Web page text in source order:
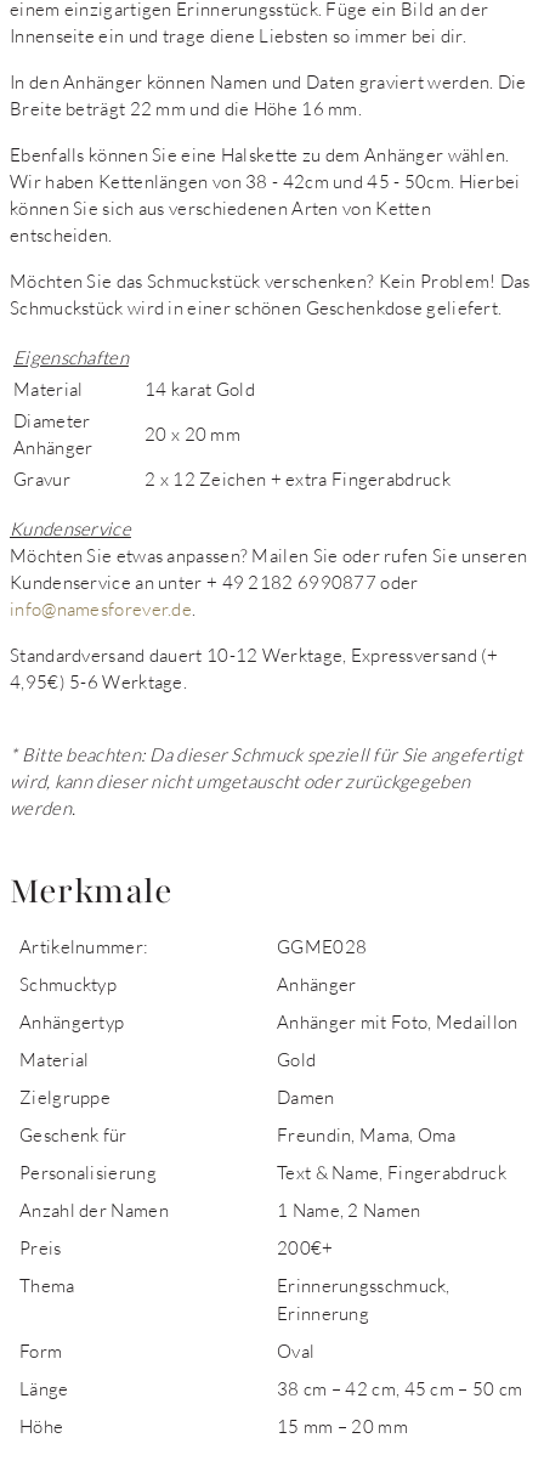
einem einzigartigen Erinnerungsstück. Füge ein Bild an der
Innenseite ein und trage diene Liebsten so immer bei dir.
In den Anhänger können Namen und Daten graviert werden. Die
Breite beträgt 22 mm und die Höhe 16 mm.
Ebenfalls können Sie eine Halskette zu dem Anhänger wählen.
Wir haben Kettenlängen von 38 - 42cm und 45 - 50cm. Hierbei
können Sie sich aus verschiedenen Arten von Ketten
entscheiden.
Möchten Sie das Schmuckstück verschenken? Kein Problem! Das
Schmuckstück wird in einer schönen Geschenkdose geliefert.
Eigenschaften
Material
14 karat Gold
Diameter
Anhänger
20 x 20 mm
Gravur 2 x 12 Zeichen + extra Fingerabdruck
Kundenservice
Möchten Sie etwas anpassen? Mailen Sie oder rufen Sie unseren
Kundenservice an unter + 49 2182 6990877 oder
info@namesforever.de
Standardversand dauert 10-12 Werktage, Expressversand (+
4,95€) 5-6 Werktage.
* Bitte beachten: Da dieser Schmuck speziell für Sie angefertigt
wird, kann dieser nicht umgetauscht oder zurückgegeben
werden.
Merkmale
Artikelnummer:
GGME028
Schmucktyp
Anhänger
Anhängertyp
Anhänger mit Foto, Medaillon
Material
Gold
Zielgruppe
Damen
Geschenk für
Freundin, Mama, Oma
Personalisierung
Text & Name, Fingerabdruck
Anzahl der Namen
1 Name, 2 Namen
Preis
200€+
Thema
Erinnerungsschmuck,
Erinnerung
Form
Oval
Länge
38 cm – 42 cm, 45 cm – 50 cm
Höhe
15 mm – 20 mm